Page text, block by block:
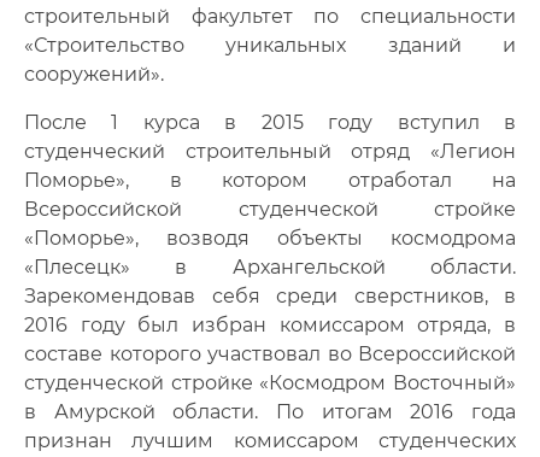
Фото
Видео
Анкеты и опросы
Контакты для СМИ
строительный факультет по специальности
«Строительство уникальных зданий и
сооружений».
После 1 курса в 2015 году вступил в
студенческий строительный отряд «Легион
Поморье», в котором отработал на
Всероссийской студенческой стройке
«Поморье», возводя объекты космодрома
«Плесецк» в Архангельской области.
Зарекомендовав себя среди сверстников, в
2016 году был избран комиссаром отряда, в
составе которого участвовал во Всероссийской
студенческой стройке «Космодром Восточный»
в Амурской области. По итогам 2016 года
признан лучшим комиссаром студенческих